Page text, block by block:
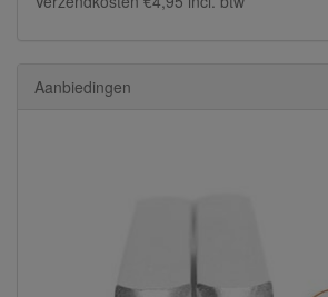
Aanbiedingen